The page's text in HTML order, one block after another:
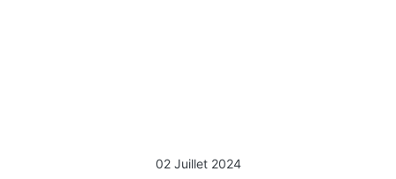
02 Juillet 2024